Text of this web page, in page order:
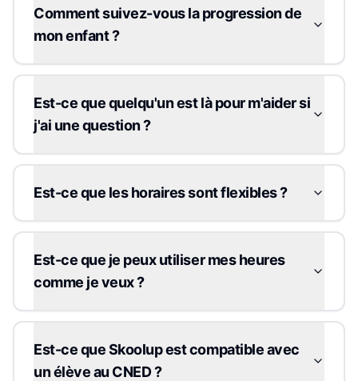
Comment suivez-vous la progression de
mon enfant ?
Est-ce que quelqu'un est là pour m'aider si
j'ai une question ?
Est-ce que les horaires sont flexibles ?
Est-ce que je peux utiliser mes heures
comme je veux ?
Est-ce que Skoolup est compatible avec
un élève au CNED ?